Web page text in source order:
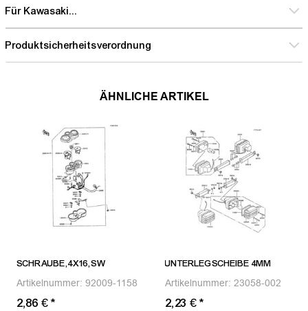
Für Kawasaki...
Produktsicherheitsverordnung
ÄHNLICHE ARTIKEL
SCHRAUBE,4X16,SW
Artikelnummer: 92009-1158
2,86 €*
UNTERLEGSCHEIBE 4MM
Artikelnummer: 23058-002
2,23 €*